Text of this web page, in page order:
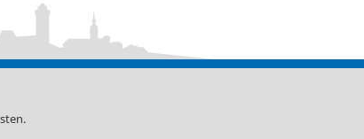
.